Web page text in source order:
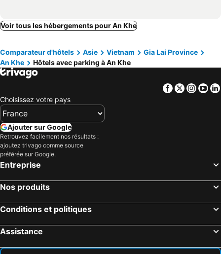
Voir tous les hébergements pour An Khe
Comparateur d'hôtels Asie Vietnam
Gia Lai Province
An Khe
Hôtels avec parking à An Khe
Facebook
Twitter
Choisissez votre pays
Ajouter sur Google
Retrouvez facilement nos résultats :
ajoutez trivago comme source
préférée sur Google.
Entreprise
Nos produits
Conditions et politiques
Assistance